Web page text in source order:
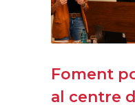
Foment
al centre